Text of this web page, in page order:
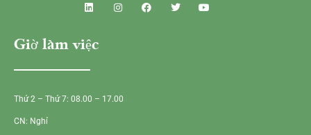
Giờ làm việc
Thứ 2 – Thứ 7: 08.00 – 17.00
CN: Nghỉ